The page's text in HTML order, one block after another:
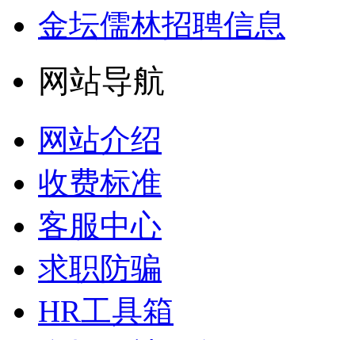
金坛儒林招聘信息
网站导航
网站介绍
收费标准
客服中心
求职防骗
HR工具箱